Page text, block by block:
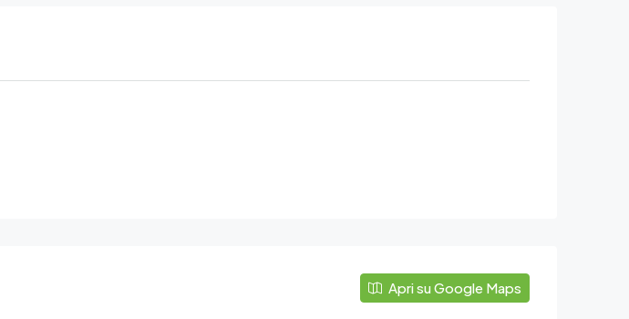
Apri su Google Maps